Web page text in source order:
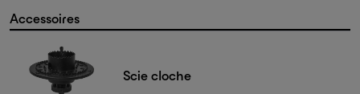
Accessoires
Scie cloche